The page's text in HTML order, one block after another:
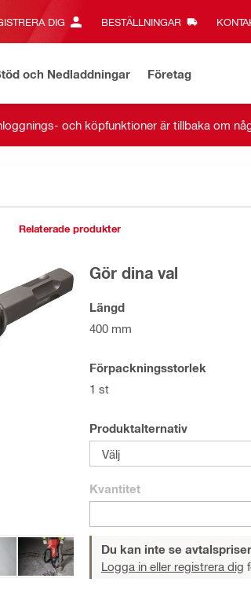
DIG BESTÄLLNINGAR
och Nedladdningar Företag
och köpfunktioner är tillbaka om
Relaterade produkter
Gör dina val
Längd
400 mm
Förpackningsstorlek
1 st
Produktalternativ
Välj
Kvantitet
Du kan inte se
Logga in eller registrera dig